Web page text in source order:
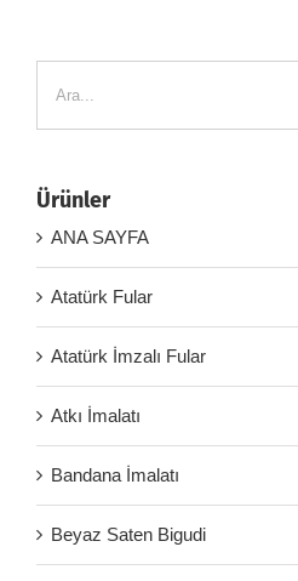
Ürünler
ANA SAYFA
Atatürk Fular
Atatürk İmzalı Fular
Atkı İmalatı
Bandana İmalatı
Beyaz Saten Bigudi